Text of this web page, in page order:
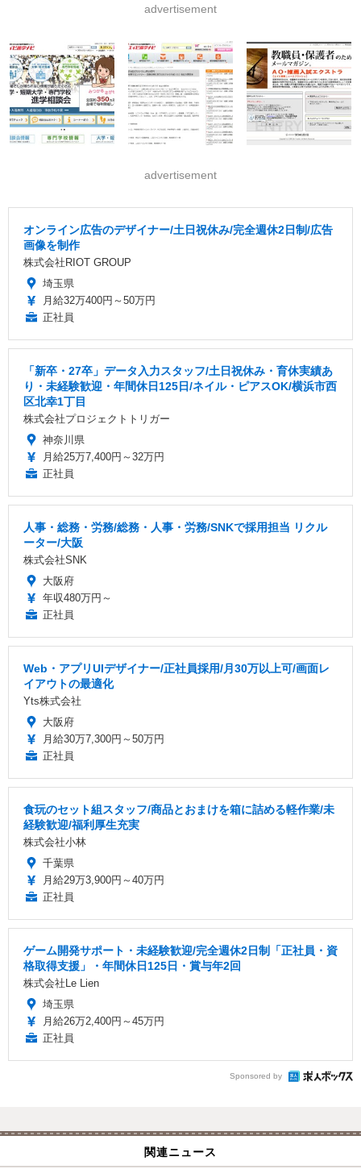
advertisement
advertisement
オンライン広告のデザイナー/土日祝休み/完全週休2日制/広告
画像を制作
株式会社RIOT GROUP
埼玉県
月給32万400円～50万円
正社員
「新卒・27卒」データ入力スタッフ/土日祝休み・育休実績あ
り・未経験歓迎・年間休日125日/ネイル・ピアスOK/横浜市西
区北幸1丁目
株式会社プロジェクトトリガー
神奈川県
月給25万7,400円～32万円
正社員
人事・総務・労務/総務・人事・労務/SNKで採用担当 リクル
ーター/大阪
株式会社SNK
大阪府
年収480万円～
正社員
Web・アプリUIデザイナー/正社員採用/月30万以上可/画面レ
イアウトの最適化
Yts株式会社
大阪府
月給30万7,300円～50万円
正社員
食玩のセット組スタッフ/商品とおまけを箱に詰める軽作業/未
経験歓迎/福利厚生充実
株式会社小林
千葉県
月給29万3,900円～40万円
正社員
ゲーム開発サポート・未経験歓迎/完全週休2日制「正社員・資
格取得支援」・年間休日125日・賞与年2回
株式会社Le Lien
埼玉県
月給26万2,400円～45万円
正社員
Sponsored by
関連ニュース